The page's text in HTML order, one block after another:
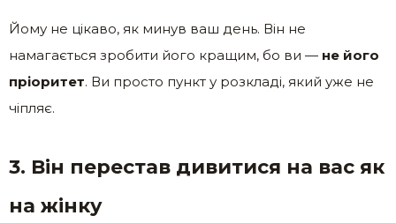
Йому не цікаво, як минув ваш день. Він не
намагається зробити його кращим, бо ви — не його
пріоритет. Ви просто пункт у розкладі, який уже не
чіпляє.
3. Він перестав дивитися на вас як
на жінку